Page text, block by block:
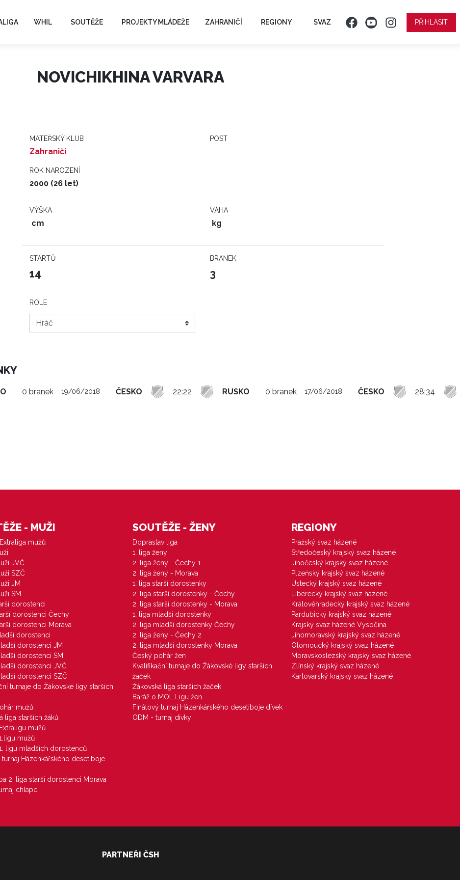
WHIL SOUTĚŽE PROJEKTY MLÁDEŽE ZAHRANIČÍ REGIONY SVAZ PŘIHLÁSIT
NOVICHIKHINA VARVARA
MATEŘSKÝ KLUB
Zahraničí
POST
ROK NAROZENÍ
2000 (26 let)
VÝŠKA
cm
VÁHA
kg
STARTŮ
14
BRANEK
3
ROLE
0 branek 19/06/2018 ČESKO 22:22 RUSKO 0 branek 17/06/2018 ČESKO 28:34
- MUŽI
mužů
JVČ
SZČ
JM
SM
dorostenci
dorostenci Čechy
dorostenci Morava
dorostenci
dorostenci JM
dorostenci SM
dorostenci JVČ
dorostenci SZČ
turnaje do Žákovské ligy starších
mužů
liga starších žáků
mužů
mužů
ligu mladších dorostenců
turnaj Házenkářského desetiboje
2. liga starší dorostenci Morava
chlapci
SOUTĚŽE - ŽENY
Doprastav liga
1. liga ženy
2. liga ženy - Čechy 1
2. liga ženy - Morava
1. liga starší dorostenky
2. liga starší dorostenky - Čechy
2. liga starší dorostenky - Morava
1. liga mladší dorostenky
2. liga mladší dorostenky Čechy
2. liga ženy - Čechy 2
2. liga mladší dorostenky Morava
Český pohár žen
Kvalifikační turnaje do Žákovské ligy starších
žaček
Žákovská liga starších žaček
Baráž o MOL Ligu žen
Finálový turnaj Házenkářského desetiboje dívek
ODM - turnaj dívky
REGIONY
Pražský svaz házené
Středočeský krajský svaz házené
Jihočeský krajský svaz házené
Plzeňský krajský svaz házené
Ústecký krajský svaz házené
Liberecký krajský svaz házené
Královéhradecký krajský svaz házené
Pardubický krajský svaz házené
Krajský svaz házené Vysočina
Jihomoravský krajský svaz házené
Olomoucký krajský svaz házené
Moravskoslezský krajský svaz házené
Zlínský krajský svaz házené
Karlovarský krajský svaz házené
PARTNEŘI ČSH